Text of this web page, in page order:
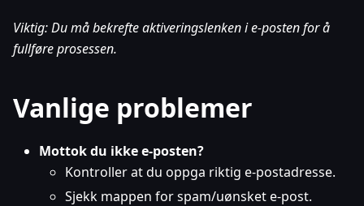
Viktig: Du må bekrefte aktiveringslenken i e-posten for å
fullføre prosessen.
Vanlige problemer
Mottok du ikke e-posten?
Kontroller at du oppga riktig e-postadresse.
Sjekk mappen for spam/uønsket e-post.